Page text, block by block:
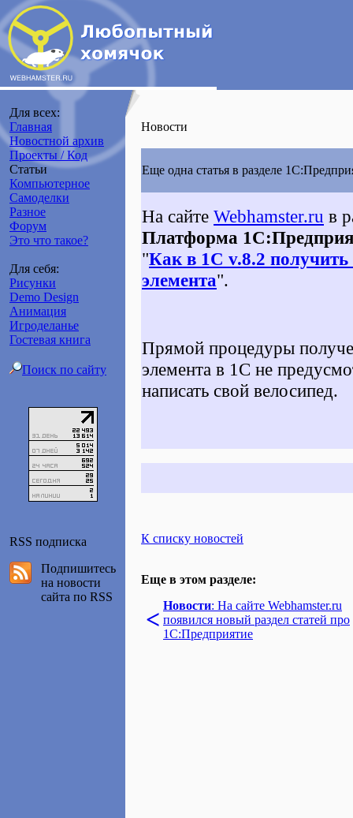
Для всех:
Главная
Новостной архив
Проекты / Код
Статьи
Компьютерное
Самоделки
Разное
Форум
Это что такое?
Для себя:
Рисунки
Demo Design
Анимация
Игроделанье
Гостевая книга
Поиск по сайту
RSS подписка
Подпишитесь
на новости
сайта по RSS
Новости
Еще одна статья в разделе
На сайте Webhamster.ru в
Платформа
"Как в 1С v.8.2
элемента".
Прямой процедуры
элемента в 1С не
написать свой велосипед.
К списку новостей
Еще в этом разделе:
< Новости: На сайте Webhamster.ru
появился новый раздел статей про
1С:Предприятие